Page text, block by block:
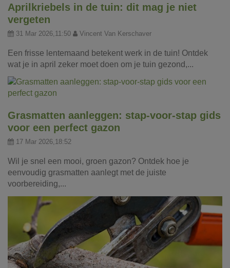
Aprilkriebels in de tuin: dit mag je niet
vergeten
31 Mar 2026,11:50 Vincent Van Kerschaver
Een frisse lentemaand betekent werk in de tuin! Ontdek
wat je in april zeker moet doen om je tuin gezond,...
Grasmatten aanleggen: stap-voor-stap gids
voor een perfect gazon
17 Mar 2026,18:52
Wil je snel een mooi, groen gazon? Ontdek hoe je
eenvoudig grasmatten aanlegt met de juiste
voorbereiding,...